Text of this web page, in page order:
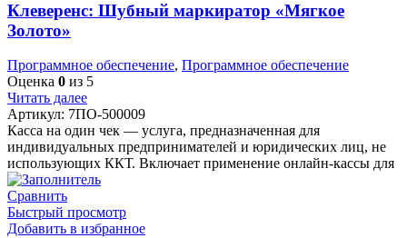
Клеверенс: Шубный маркиратор «Мягкое
Золото»
Программное обеспечение, Программное обеспечение
Оценка 0 из 5
Читать далее
Артикул: 7ПО-500009
Касса на один чек — услуга, предназначенная для
индивидуальных предпринимателей и юридических лиц, не
использующих ККТ. Включает применение онлайн-кассы для
Сравнить
Быстрый просмотр
Добавить в избранное